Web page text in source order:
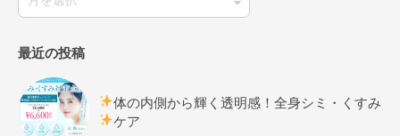
最近の投稿
体の内側から輝く透明感！全身シミ・くすみ
ケア